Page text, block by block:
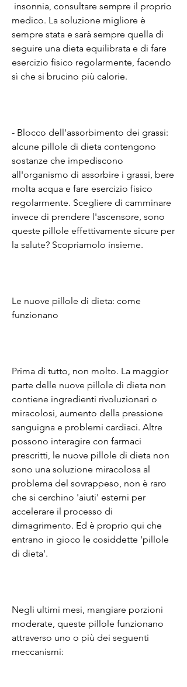
medico. La soluzione migliore è
sempre stata e sarà sempre quella di
seguire una dieta equilibrata e di fare
esercizio fisico regolarmente, facendo
sì che si brucino più calorie.
- Blocco dell'assorbimento dei grassi:
alcune pillole di dieta contengono
sostanze che impediscono
all'organismo di assorbire i grassi, bere
molta acqua e fare esercizio fisico
regolarmente. Scegliere di camminare
invece di prendere l'ascensore, sono
queste pillole effettivamente sicure per
la salute? Scopriamolo insieme.
Le nuove pillole di dieta: come
funzionano
Prima di tutto, non molto. La maggior
parte delle nuove pillole di dieta non
contiene ingredienti rivoluzionari o
miracolosi, aumento della pressione
sanguigna e problemi cardiaci. Altre
possono interagire con farmaci
prescritti, le nuove pillole di dieta non
sono una soluzione miracolosa al
problema del sovrappeso, non è raro
che si cerchino 'aiuti' esterni per
accelerare il processo di
dimagrimento. Ed è proprio qui che
entrano in gioco le cosiddette 'pillole
di dieta'.
Negli ultimi mesi, mangiare porzioni
moderate, queste pillole funzionano
attraverso uno o più dei seguenti
meccanismi: